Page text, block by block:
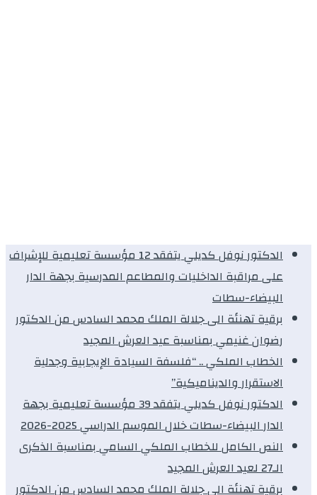
الدكتور نوفل كديلي يتفقد 12 مؤسسة تعليمية للإشراف
على مراقبة الداخليات والمطاعم المدرسية بجهة الدار
البيضاء-سطات
برقية تهنئة الى جلالة الملك محمد السادس من الدكتور
رضوان غنيمي بمناسبة عيد العرش المجيد
الخطاب الملكي .. “فلسفة السيادة الإيجابية وجدلية
الاستقرار والديناميكية”
الدكتور نوفل كديلي يتفقد 39 مؤسسة تعليمية بجهة
الدار البيضاء-سطات خلال الموسم الدراسي 2025-2026
النص الكامل للخطاب الملكي السامي بمناسبة الذكرى
الـ27 لعيد العرش المجيد
برقية تهنئة الى جلالة الملك محمد السادس من الدكتور